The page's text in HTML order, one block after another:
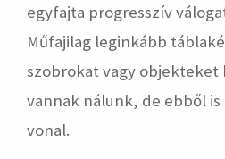
egyfajta progresszív
Műfajilag leginkább
szobrokat vagy objekteket
vannak nálunk, de ebből
vonal.